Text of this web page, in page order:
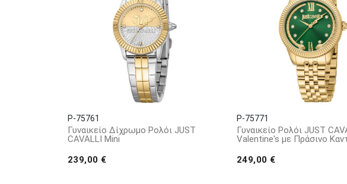
Αυτό που ξεχωρίζει τα ρολόγια Just Cavalli είναι η ευελιξία
προσωπικότητας και ατομικότητας. Κατασκευασμένα από υλικά
λειτουργικότητα. Είναι μια ενσάρκωση της μοναδικής φύσης του
P-75761
Γυναικείο Δίχρωμο Ρολόι JUST
CAVALLI Mini
239,00 €
P-75771
Γυναικείο Ρολόι JUST
Valentine's με Πράσινο
249,00 €